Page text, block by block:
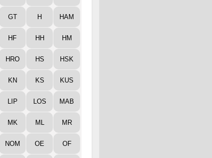
GT H HAM
HF HH HM
HRO HS HSK
KN KS KUS
LIP LOS MAB
MK ML MR
NOM OE OF